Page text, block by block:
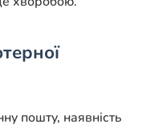
пошту, наявність